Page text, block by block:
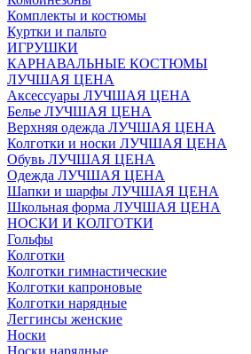
Комплекты и костюмы
Куртки и пальто
ИГРУШКИ
КАРНАВАЛЬНЫЕ КОСТЮМЫ
ЛУЧШАЯ ЦЕНА
Аксессуары ЛУЧШАЯ ЦЕНА
Белье ЛУЧШАЯ ЦЕНА
Верхняя одежда ЛУЧШАЯ ЦЕНА
Колготки и носки ЛУЧШАЯ ЦЕНА
Обувь ЛУЧШАЯ ЦЕНА
Одежда ЛУЧШАЯ ЦЕНА
Шапки и шарфы ЛУЧШАЯ ЦЕНА
Школьная форма ЛУЧШАЯ ЦЕНА
НОСКИ И КОЛГОТКИ
Гольфы
Колготки
Колготки гимнастические
Колготки капроновые
Колготки нарядные
Леггинсы женские
Носки
Носки нарядные